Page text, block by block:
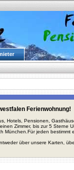
Ferienwohnung!
Hotels, Pensionen,
Zimmer, bis zur 5 Sterne
München.Für jeden bestimmt
über unsere Karten,